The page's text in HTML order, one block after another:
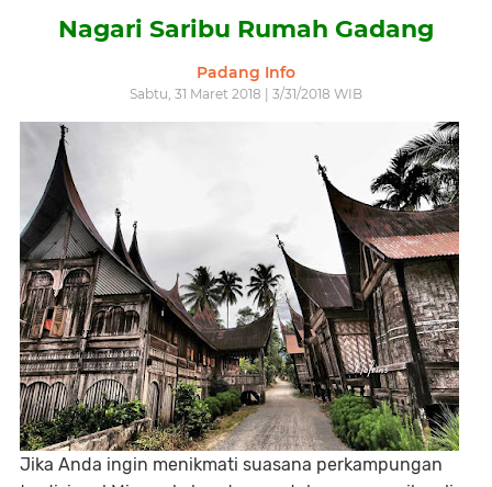
Nagari Saribu Rumah Gadang
Padang Info
Sabtu, 31 Maret 2018 | 3/31/2018 WIB
Jika Anda ingin menikmati suasana perkampungan